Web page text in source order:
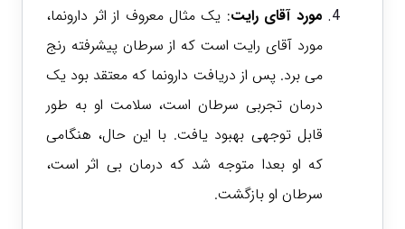
مورد آقای رایت: یک مثال معروف از اثر دارونما،
مورد آقای رایت است که از سرطان پیشرفته رنج
می برد. پس از دریافت دارونما که معتقد بود یک
درمان تجربی سرطان است، سلامت او به طور
قابل توجهی بهبود یافت. با این حال، هنگامی
که او بعدا متوجه شد که درمان بی اثر است،
سرطان او بازگشت.